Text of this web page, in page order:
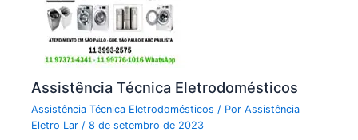
Assistência Técnica Eletrodomésticos
Assistência Técnica Eletrodomésticos / PorAssistência
Eletro Lar/8 de setembro de 2023